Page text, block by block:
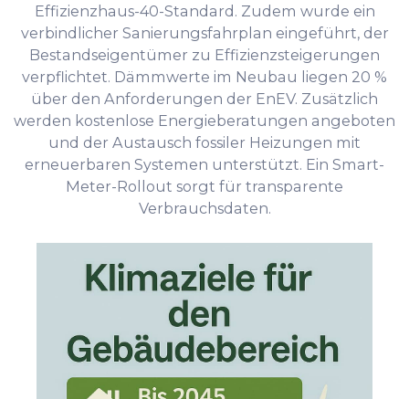
Effizienzhaus-40-Standard. Zudem wurde ein
verbindlicher Sanierungsfahrplan eingeführt, der
Bestandseigentümer zu Effizienzsteigerungen
verpflichtet. Dämmwerte im Neubau liegen 20 %
über den Anforderungen der EnEV. Zusätzlich
werden kostenlose Energieberatungen angeboten
und der Austausch fossiler Heizungen mit
erneuerbaren Systemen unterstützt. Ein Smart-
Meter-Rollout sorgt für transparente
Verbrauchsdaten.